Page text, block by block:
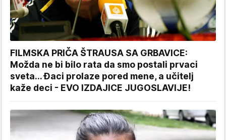
FILMSKA PRIČA ŠTRAUSA SA GRBAVICE:
Možda ne bi bilo rata da smo postali prvaci
sveta... Đaci prolaze pored mene, a učitelj
kaže deci - EVO IZDAJICE JUGOSLAVIJE!